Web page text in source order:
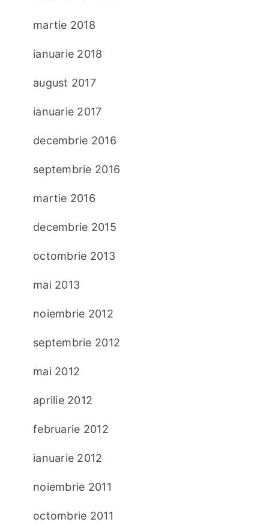
martie 2018
ianuarie 2018
august 2017
ianuarie 2017
decembrie 2016
septembrie 2016
martie 2016
decembrie 2015
octombrie 2013
mai 2013
noiembrie 2012
septembrie 2012
mai 2012
aprilie 2012
februarie 2012
ianuarie 2012
noiembrie 2011
octombrie 2011